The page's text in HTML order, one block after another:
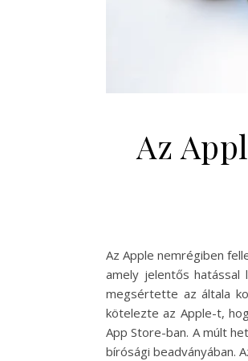
Az
Az Apple nemrégiben
amely jelentős hatással
megsértette az általa
kötelezte az Apple-t,
App Store-ban. A múlt
bírósági beadványában.